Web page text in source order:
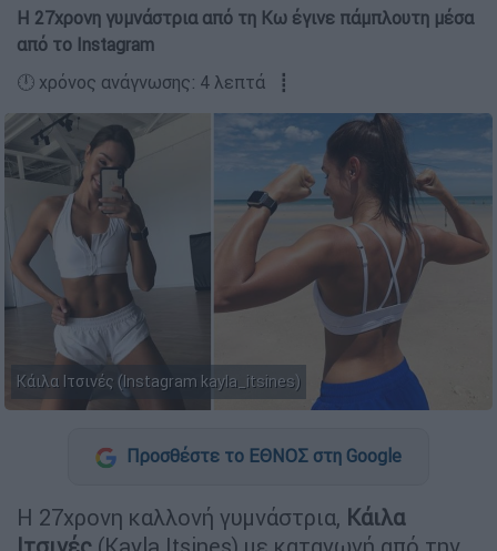
Η 27χρονη γυμνάστρια από τη Κω έγινε πάμπλουτη μέσα
από το Instagram
🕛 χρόνος ανάγνωσης: 4 λεπτά ┋
Kάιλα Ιτσινές (Instagram kayla_itsines)
Προσθέστε το ΕΘΝΟΣ στη Google
Η 27χρονη καλλονή γυμνάστρια, Κάιλα